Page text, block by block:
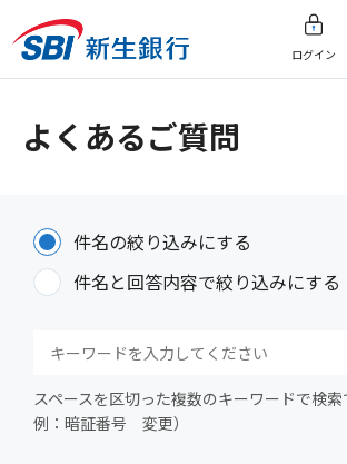
ログイン
よくあるご質問
件名の絞り込みにする
件名と回答内容で絞り込みにする
スペースを区切った複数のキーワードで検
例：暗証番号 変更）